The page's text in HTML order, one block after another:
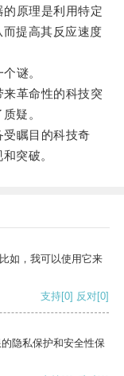
原理是利用特定
提高其反应速度
谜。
革命性的科技突
疑。
瞩目的科技奇
突破。
如，我可以使用它来
支持[0] 反对[0]
隐私保护和安全性保